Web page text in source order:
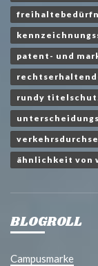
patent- und
rundy
ähnlichkeit von
BLOGROLL
Campusmarke